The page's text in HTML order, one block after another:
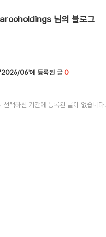
arooholdings 님의 블로그
2026/06 0
선택하신 기간에 등록된 글이 없습니다.